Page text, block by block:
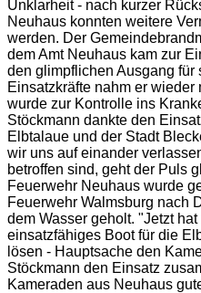
Unklarheit - nach kurzer
Neuhaus konnten weitere
werden. Der
dem Amt Neuhaus kam zur
den glimpflichen Ausgang für
Einsatzkräfte nahm er
wurde zur Kontrolle ins
Stöckmann dankte den
Elbtalaue und der Stadt
wir uns auf einander
betroffen sind, geht der Puls
Feuerwehr Neuhaus wurde
Feuerwehr Walmsburg nach
dem Wasser geholt. "Jetzt
einsatzfähiges Boot für die
lösen - Hauptsache den
Stöckmann den Einsatz
Kameraden aus Neuhaus